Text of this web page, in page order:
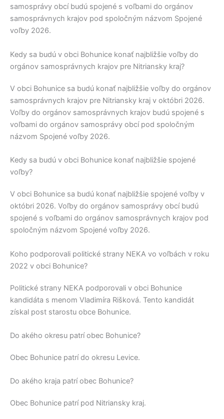
samosprávy obcí budú spojené s voľbami do orgánov
samosprávnych krajov pod spoločným názvom Spojené
voľby 2026.
Kedy sa budú v obci Bohunice konať najbližšie voľby do
orgánov samosprávnych krajov pre Nitriansky kraj?
V obci Bohunice sa budú konať najbližšie voľby do orgánov
samosprávnych krajov pre Nitriansky kraj v októbri 2026.
Voľby do orgánov samosprávnych krajov budú spojené s
voľbami do orgánov samosprávy obcí pod spoločným
názvom Spojené voľby 2026.
Kedy sa budú v obci Bohunice konať najbližšie spojené
voľby?
V obci Bohunice sa budú konať najbližšie spojené voľby v
októbri 2026. Voľby do orgánov samosprávy obcí budú
spojené s voľbami do orgánov samosprávnych krajov pod
spoločným názvom Spojené voľby 2026.
Koho podporovali politické strany NEKA vo voľbách v roku
2022 v obci Bohunice?
Politické strany NEKA podporovali v obci Bohunice
kandidáta s menom Vladimíra Rišková. Tento kandidát
získal post starostu obce Bohunice.
Do akého okresu patrí obec Bohunice?
Obec Bohunice patrí do okresu Levice.
Do akého kraja patrí obec Bohunice?
Obec Bohunice patrí pod Nitriansky kraj.